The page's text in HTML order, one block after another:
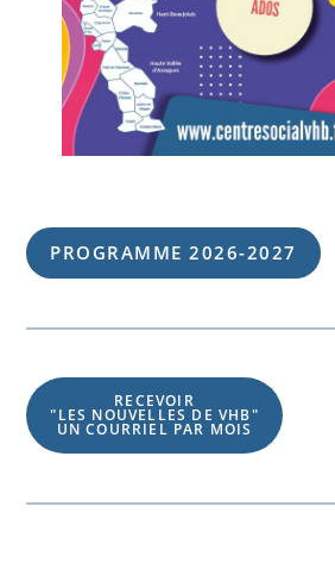
PROGRAMME 2026-2027
RECEVOIR
"LES NOUVELLES DE VHB"
UN COURRIEL PAR MOIS